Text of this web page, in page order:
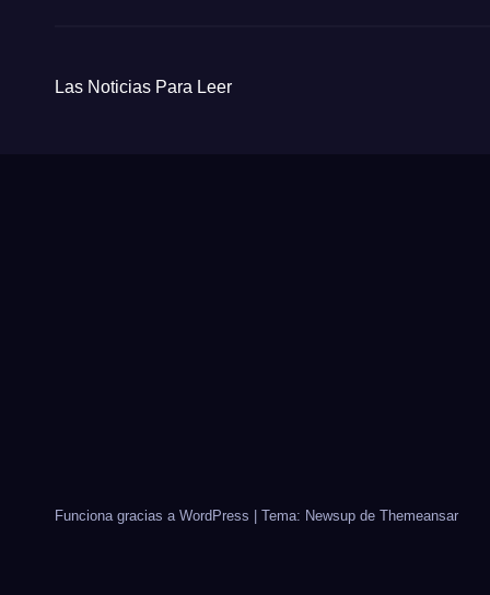
Las Noticias Para Leer
Funciona gracias a WordPress Tema: Newsup de Themeansar